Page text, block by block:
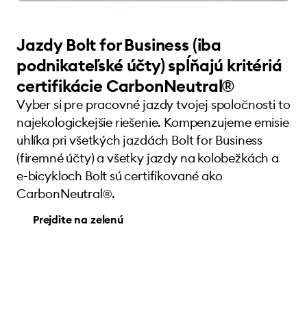
Jazdy Bolt for Business (iba
podnikateľské účty) spĺňajú kritériá
certifikácie CarbonNeutral®
Vyber si pre pracovné jazdy tvojej spoločnosti to
najekologickejšie riešenie. Kompenzujeme emisie
uhlíka pri všetkých jazdách Bolt for Business
(firemné účty) a všetky jazdy na kolobežkách a
e-bicykloch Bolt sú certifikované ako
CarbonNeutral®.
Prejdite na zelenú